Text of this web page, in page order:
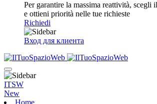
Per garantire la massima reattività, scegli
e ottieni priorità nelle tue richieste
Richiedi
Вход для клиента
ITSW
New